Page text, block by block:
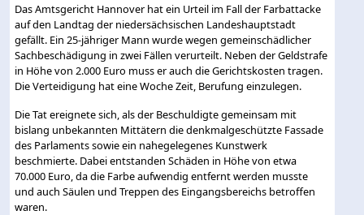
Das Amtsgericht Hannover hat ein Urteil im Fall der Farbattacke
auf den Landtag der niedersächsischen Landeshauptstadt
gefällt. Ein 25-jähriger Mann wurde wegen gemeinschädlicher
Sachbeschädigung in zwei Fällen verurteilt. Neben der Geldstrafe
in Höhe von 2.000 Euro muss er auch die Gerichtskosten tragen.
Die Verteidigung hat eine Woche Zeit, Berufung einzulegen.
Die Tat ereignete sich, als der Beschuldigte gemeinsam mit
bislang unbekannten Mittätern die denkmalgeschützte Fassade
des Parlaments sowie ein nahegelegenes Kunstwerk
beschmierte. Dabei entstanden Schäden in Höhe von etwa
70.000 Euro, da die Farbe aufwendig entfernt werden musste
und auch Säulen und Treppen des Eingangsbereichs betroffen
waren.